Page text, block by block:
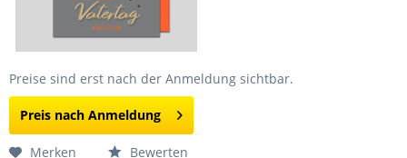
Preise sind erst nach der Anmeldung sichtbar.
Preis nach Anmeldung
Merken Bewerten